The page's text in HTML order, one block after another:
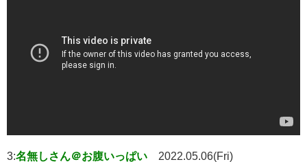
3:名無しさん＠お腹いっぱい
2022.05.06(Fri)